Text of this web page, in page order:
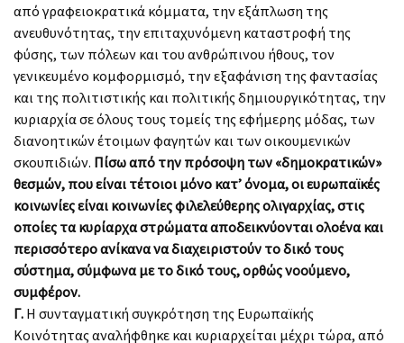
από γραφειοκρατικά κόμματα, την εξάπλωση της
ανευθυνότητας, την επιταχυνόμενη καταστροφή της
φύσης, των πόλεων και του ανθρώπινου ήθους, τον
γενικευμένο κομφορμισμό, την εξαφάνιση της φαντασίας
και της πολιτιστικής και πολιτικής δημιουργικότητας, την
κυριαρχία σε όλους τους τομείς της εφήμερης μόδας, των
διανοητικών έτοιμων φαγητών και των οικουμενικών
σκουπιδιών. Πίσω από την πρόσοψη των «δημοκρατικών»
θεσμών, που είναι τέτοιοι μόνο κατ’ όνομα, οι ευρωπαϊκές
κοινωνίες είναι κοινωνίες φιλελεύθερης ολιγαρχίας, στις
οποίες τα κυρίαρχα στρώματα αποδεικνύονται ολοένα και
περισσότερο ανίκανα να διαχειριστούν το δικό τους
σύστημα, σύμφωνα με το δικό τους, ορθώς νοούμενο,
συμφέρον.
Γ. Η συνταγματική συγκρότηση της Ευρωπαϊκής
Κοινότητας αναλήφθηκε και κυριαρχείται μέχρι τώρα, από